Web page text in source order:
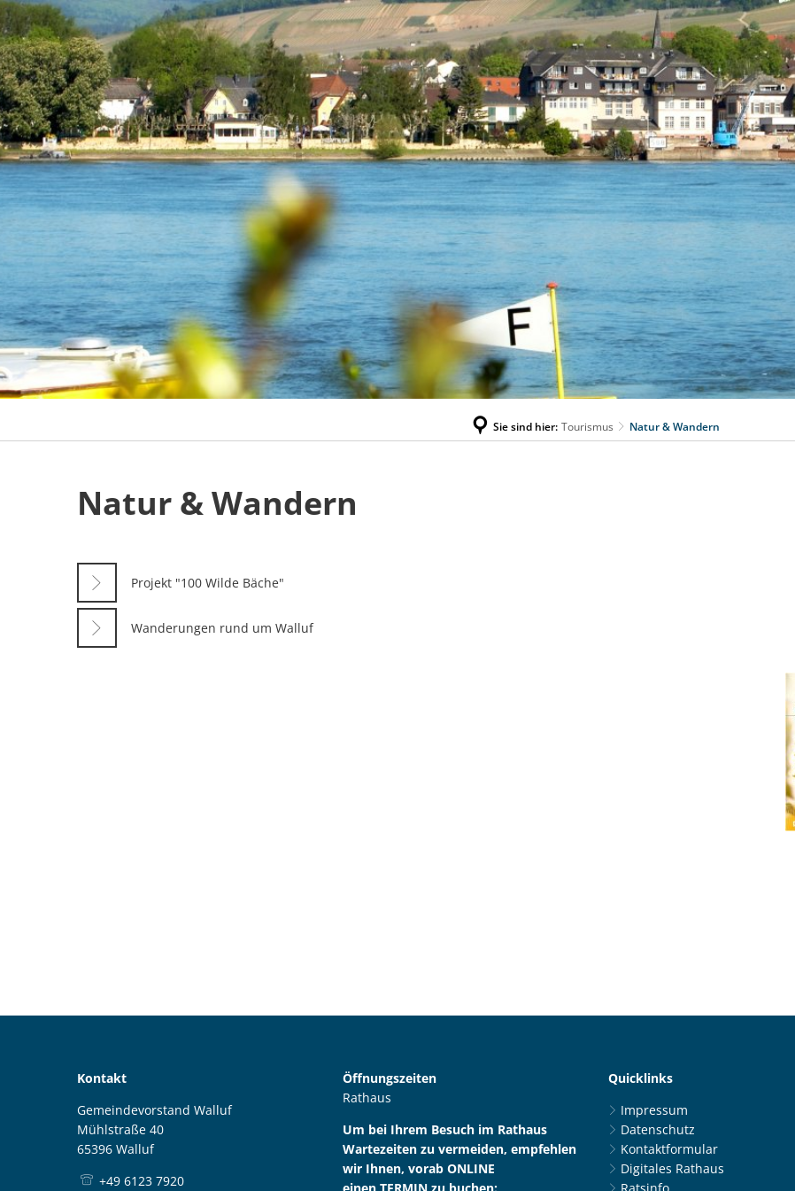
Kontakt Impressum
RATHAUS & BÜRGERSERVICE LEBEN IN WALLUF TOURISMUS
Sie sind hier: Tourismus Natur & Wandern
Natur
Wandern
Natur & Wandern
Projekt "100 Wilde Bäche"
Wanderungen rund um Walluf
Kontakt
Gemeindevorstand Walluf
Mühlstraße 40
65396 Walluf
+49 6123 7920
Öffnungszeiten
Rathaus
Um bei Ihrem Besuch im Rathaus
Wartezeiten zu vermeiden, empfehlen
wir Ihnen, vorab ONLINE
Quicklinks
Impressum
Datenschutz
Kontaktformular
Digitales Rathaus